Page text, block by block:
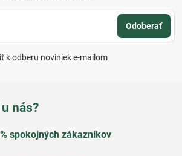
Odoberať
k odberu noviniek e-mailom
nás?
spokojných zákazníkov